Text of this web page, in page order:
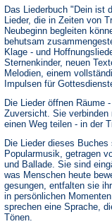
Das Liederbuch "Dein ist
Lieder, die in Zeiten von
Neubeginn begleiten
behutsam
Klage - und
Sternenkinder, neuen
Melodien, einem
Impulsen für
Die Lieder öffnen Räume
Zuversicht. Sie
einen Weg teilen - in der
Die Lieder dieses
Popularmusik, getragen
und Ballade. Sie sind
was Menschen heute
gesungen, entfalten sie
in persönlichen
sprechen eine Sprache,
Tönen.